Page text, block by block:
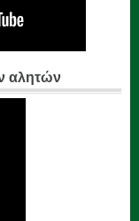
αλητών